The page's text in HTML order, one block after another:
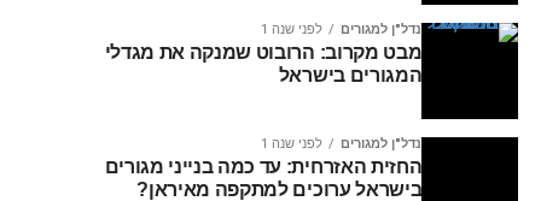
נדל"ן למגורים לפני שנה 1
מבט מקרוב: הרובוט שמנקה את מגדלי
המגורים בישראל
נדל"ן למגורים לפני שנה 1
החזית האזרחית: עד כמה בנייני מגורים
בישראל ערוכים למתקפה מאיראן?